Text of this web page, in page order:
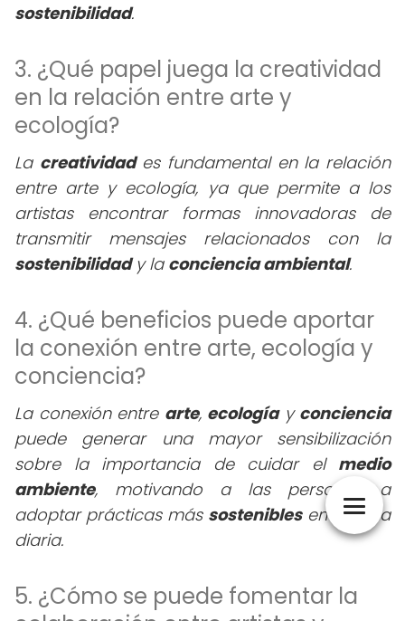
sostenibilidad.
3. ¿Qué papel juega la creatividad
en la relación entre arte y
ecología?
La creatividades fundamental en la relación
entre arte y ecología, ya que permite a los
artistas encontrar formas innovadoras de
transmitir mensajes relacionados con la
sostenibilidady la conciencia ambiental.
4. ¿Qué beneficios puede aportar
la conexión entre arte, ecología y
conciencia?
La conexión entre arte, ecologíay conciencia
puede generar una mayor sensibilización
sobre la importancia de cuidar el medio
ambiente, motivando a las personas a
adoptar prácticas más sosteniblesen su vida
diaria.
5. ¿Cómo se puede fomentar la